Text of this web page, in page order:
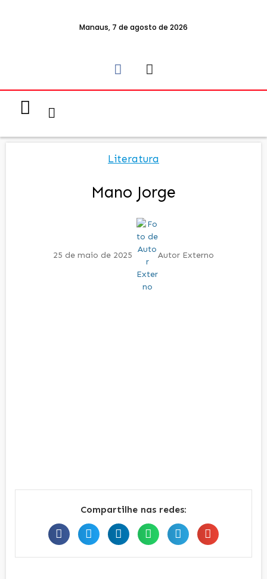
Manaus, 7 de agosto de 2026
Literatura
Mano Jorge
25 de maio de 2025 Autor Externo
Compartilhe nas redes: